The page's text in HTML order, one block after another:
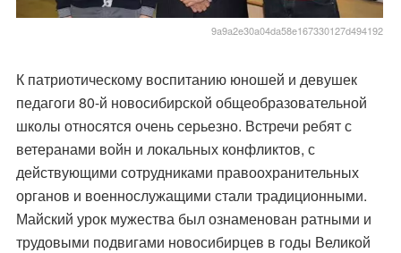
9a9a2e30a04da58e167330127d494192
К патриотическому воспитанию юношей и девушек
педагоги 80-й новосибирской общеобразовательной
школы относятся очень серьезно. Встречи ребят с
ветеранами войн и локальных конфликтов, с
действующими сотрудниками правоохранительных
органов и военнослужащими стали традиционными.
Майский урок мужества был ознаменован ратными и
трудовыми подвигами новосибирцев в годы Великой